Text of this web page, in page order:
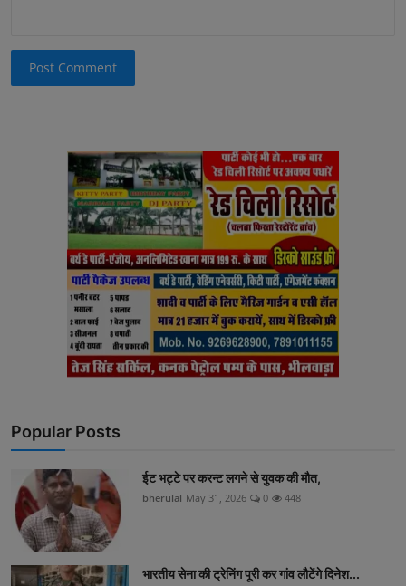
Post Comment
Popular Posts
ईट भट्टे पर करन्ट लगने से युवक की मौत,
bherulal May 31, 2026 0 448
भारतीय सेना की ट्रेनिंग पूरी कर गांव लौटेंगे दिनेश...